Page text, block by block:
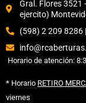
Gral. Flores 3521
ejercito)
(598) 2 209 8286
Horario de atención:
* Horario RETIRO
viernes